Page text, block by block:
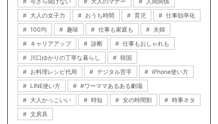
大人の女子力
おうち時間 育児
仕事効率化
100均
趣味 仕事も家庭も
夫婦
キャリアアップ
診断
仕事もおしゃれも
川口ゆかりの丁寧な暮らし
韓国
お料理レシピ代用
デジタル苦手
iPhone使い方
LINE使い方
#ワーママあるある劇場
大人かっこいい
時短 女の時間割
時事ネタ
文房具